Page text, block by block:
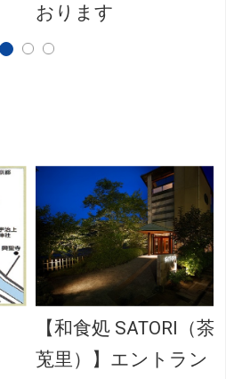
おります
【和食処 SATORI（茶
莵里）】エントラン